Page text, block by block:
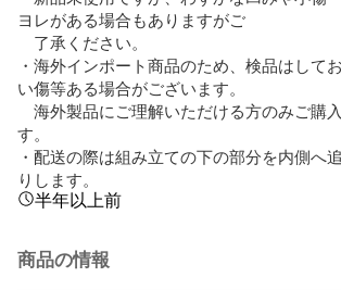
ヨレがある場合もありますがご
了承ください。
・海外インポート商品のため、検品はして
い傷等ある場合がございます。
海外製品にご理解いただける方のみご購
す。
・配送の際は組み立ての下の部分を内側へ
りします。
半年以上前
商品の情報